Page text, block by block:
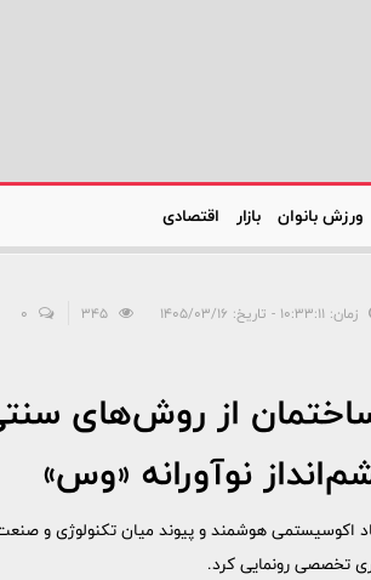
ورزش بانوان بازار اقتصادی
زمان: ۱۰:۳۳:۱۱ - تاریخ: ۱۴۰۵/۰۳/۱۶ 345
0
از روش‌های
نوآورانه «وس»
هوشمند و پیوند میان تکنولوژی و صنعت
تخصصی رونمایی کرد.